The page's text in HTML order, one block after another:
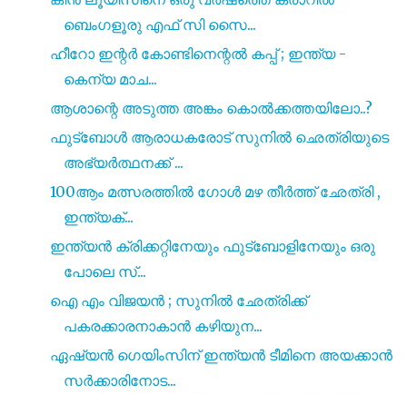
ബെംഗളൂരു എഫ് സി സൈ...
ഹീറോ ഇന്റർ കോണ്ടിനെന്റൽ കപ്പ് ; ഇന്ത്യ -
കെന്യ മാച...
ആശാന്റെ അടുത്ത അങ്കം കൊൽക്കത്തയിലോ..?
ഫുട്ബോൾ ആരാധകരോട് സുനിൽ ഛെത്രിയുടെ
അഭ്യർത്ഥനക്ക് ...
100ആം മത്സരത്തിൽ ഗോൾ മഴ തീർത്ത് ഛേത്രി ,
ഇന്ത്യക്...
ഇന്ത്യൻ ക്രിക്കറ്റിനേയും ഫുട്ബോളിനേയും ഒരു
പോലെ സ്...
ഐ എം വിജയൻ ; സുനിൽ ഛേത്രിക്ക്
പകരക്കാരനാകാൻ കഴിയുന...
ഏഷ്യൻ ഗെയിംസിന് ഇന്ത്യൻ ടീമിനെ അയക്കാൻ
സർക്കാരിനോട...